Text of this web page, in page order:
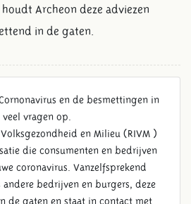
CORONAVIRUS
Archeon deze adviezen
in de gaten.
en de besmettingen in
vragen op.
en Milieu (RIVM )
die consumenten en bedrijven
coronavirus. Vanzelfsprekend
andere bedrijven en burgers, deze
de gaten en staat in contact met